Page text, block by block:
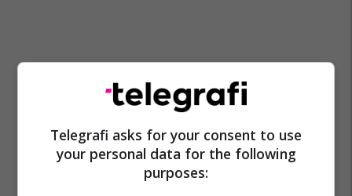
Telegrafi asks for your consent to use
your personal data for the following
purposes: